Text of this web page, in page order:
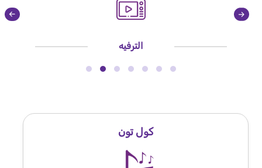
الترفيه
كول تون